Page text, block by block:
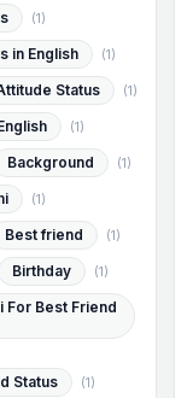
(1)
in English (1)
Status (1)
(1)
Background (1)
(1)
Best friend (1)
Birthday (1)
For Best Friend
Status (1)